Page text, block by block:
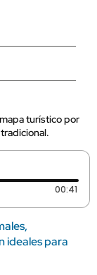
turístico por
00:41
ideales para